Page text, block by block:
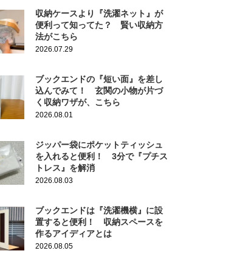
収納ケースより『洗濯ネット』が
便利って知ってた？ 賢い収納方
法がこちら
2026.07.29
ブックエンドの『短い面』を差し
込んでみて！ 玄関の小物が片づ
く収納ワザが、こちら
2026.08.01
ジッパー袋にポケットティッシュ
を入れると便利！ 3分で『プチス
トレス』を解消
2026.08.03
ブックエンドは『洗濯機横』に設
置すると便利！ 収納スペースを
作るアイディアとは
2026.08.05